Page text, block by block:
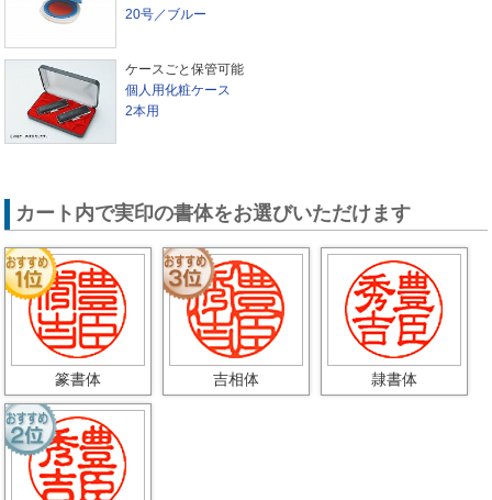
20号／ブルー
ケースごと保管可能
個人用化粧ケース
2本用
カート内で実印の書体をお選びいただけます
篆書体 吉相体 隷書体